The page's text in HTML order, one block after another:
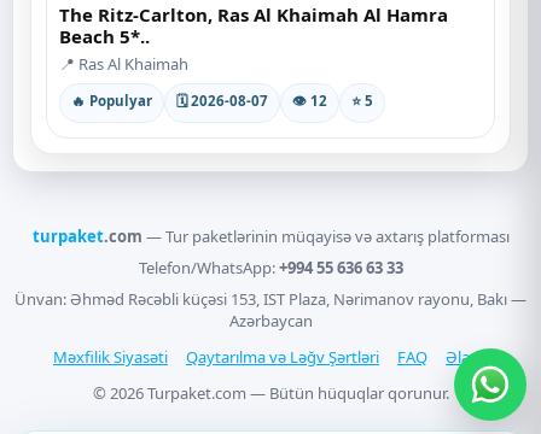
The Ritz-Carlton, Ras Al Khaimah Al Hamra
Beach 5*..
📍 Ras Al Khaimah
🔥 Populyar 🗓 2026-08-07 👁 12 ⭐ 5
turpaket.com — Tur paketlərinin müqayisə və axtarış platforması
Telefon/WhatsApp:+994 55 636 63 33
Ünvan: Əhməd Rəcəbli küçəsi 153, IST Plaza, Nərimanov rayonu, Bakı —
Azərbaycan
Məxfilik Siyasəti
Qaytarılma və Ləğv Şərtləri FAQ
Əlaqə
© 2026 Turpaket.com — Bütün hüquqlar qorunur.